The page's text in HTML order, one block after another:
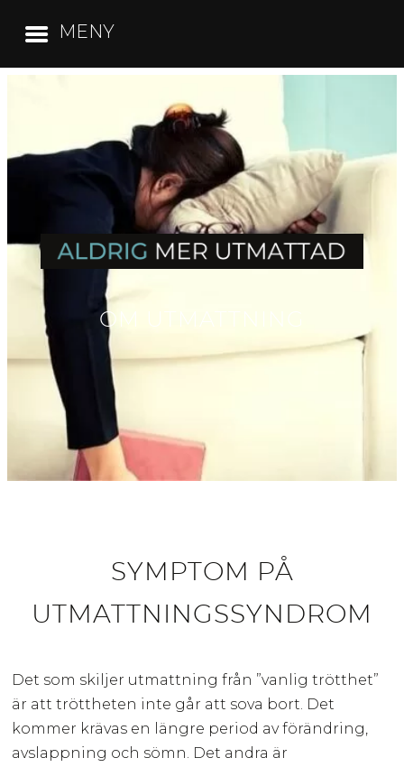
OM UTMATTNING
SYMPTOM PÅ
UTMATTNINGSSYNDROM
Det som skiljer utmattning från ”vanlig trötthet”
är att tröttheten inte går att sova bort. Det
kommer krävas en längre period av förändring,
avslappning och sömn. Det andra är
MENY